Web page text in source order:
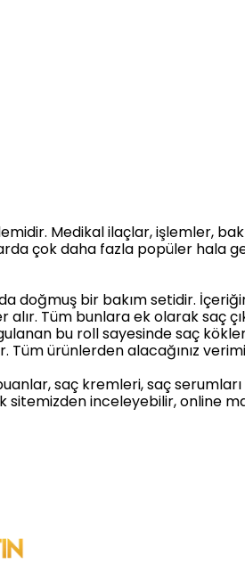
Medikal ilaçlar, işlemler,
çok daha fazla popüler hala
doğmuş bir bakım setidir.
Tüm bunlara ek olarak saç
bu roll sayesinde saç kökleri
ürünlerden alacağınız
saç kremleri, saç
inceleyebilir, online